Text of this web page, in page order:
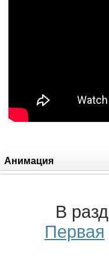
Анимация
В
Первая